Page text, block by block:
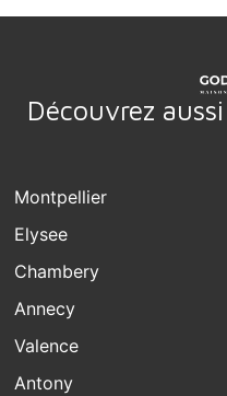
Découvrez
Montpellier
Elysee
Chambery
Annecy
Valence
Antony